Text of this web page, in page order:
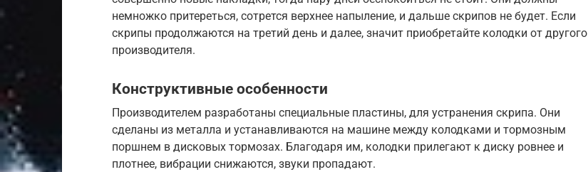
немножко притереться, сотрется верхнее напыление, и дальше скрипов не будет. Если
скрипы продолжаются на третий день и далее, значит приобретайте колодки от другого
производителя.
Конструктивные особенности
Производителем разработаны специальные пластины, для устранения скрипа. Они
сделаны из металла и устанавливаются на машине между колодками и тормозным
поршнем в дисковых тормозах. Благодаря им, колодки прилегают к диску ровнее и
плотнее, вибрации снижаются, звуки пропадают.